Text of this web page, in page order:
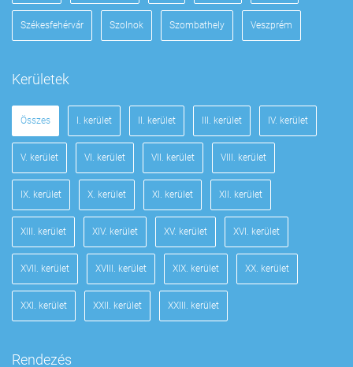
Székesfehérvár Szolnok Szombathely Veszprém
Kerületek
Összes I. kerület II. kerület III. kerület IV. kerület
V. kerület VI. kerület VII. kerület VIII. kerület
IX. kerület X. kerület XI. kerület XII. kerület
XIII. kerület XIV. kerület XV. kerület XVI. kerület
XVII. kerület XVIII. kerület XIX. kerület XX. kerület
XXI. kerület XXII. kerület XXIII. kerület
Rendezés